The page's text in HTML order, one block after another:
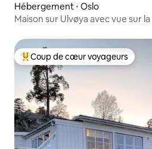
Hébergement ⋅ Oslo
Maison sur Ulvøya avec vue sur
Coups de cœur voyageurs les
Coup de cœur voyageurs